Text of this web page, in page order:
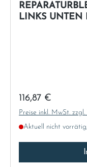
LINKS UNTEN
Regulärer Preis:
116,87 €
Preise inkl. MwSt.
Aktuell nicht